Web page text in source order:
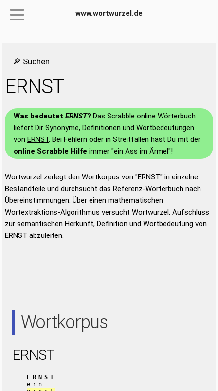
www.wortwurzel.de
🔎 Suchen
ERNST
Was bedeutet ERNST? Das Scrabble online Wörterbuch
liefert Dir Synonyme, Definitionen und Wortbedeutungen
von ERNST. Bei Fehlern oder in Streitfällen hast Du mit der
online Scrabble Hilfe immer "ein Ass im Ärmel"!
Wortwurzel zerlegt den Wortkorpus von "ERNST" in einzelne
Bestandteile und durchsucht das Referenz-Wörterbuch nach
Übereinstimmungen. Über einen mathematischen
Wortextraktions-Algorithmus versucht Wortwurzel, Aufschluss
zur semantischen Herkunft, Definition und Wortbedeutung von
ERNST abzuleiten.
Wortkorpus
ERNST
ERNST
ern